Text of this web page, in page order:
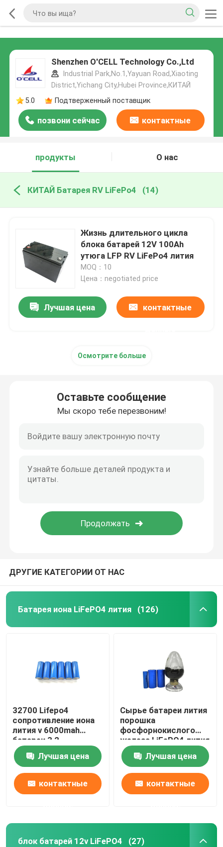
Shenzhen O'CELL Technology Co.,Ltd
Industrial Park,No.1,Yayuan Road,Xiaoting
District,Yichang City,Hubei Province,КИТАЙ
5.0
Подтверженный поставщик
позвони сейчас контактные
продукты
О нас
КИТАЙ Батарея RV LiFePo4 (14)
Жизнь длительного цикла
блока батарей 12V 100Ah
утюга LFP RV LiFePo4 лития
MOQ：10
Цена：negotiated price
Лучшая цена контактные
Осмотрите больше
Оставьте сообщение
Мы скоро тебе перезвоним!
ДРУГИЕ КАТЕГОРИИ ОТ НАС
Батарея иона LiFePO4 лития (126)
32700 Lifepo4
сопротивление иона
лития v 6000mah
батареи 3,2
высокотемпературное
Лучшая цена
контактные
Сырье батареи лития
порошка
фосфорнокислого
железа LiFePO4 лития
порошка батареи
LithiumiЛучшая цена
контактные
блок батарей 12v LiFePO4 (27)